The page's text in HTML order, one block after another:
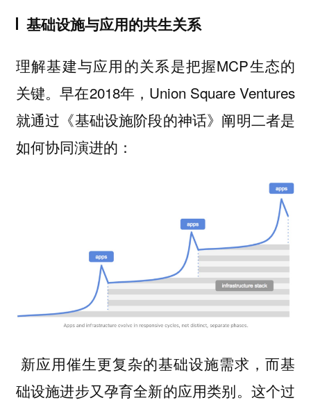
基础设施与应用的共生关系
理解基建与应用的关系是把握MCP生态的
关键。早在2018年，Union Square Ventures
就通过《基础设施阶段的神话》阐明二者是
如何协同演进的：
新应用催生更复杂的基础设施需求，而基
础设施进步又孕育全新的应用类别。这个过